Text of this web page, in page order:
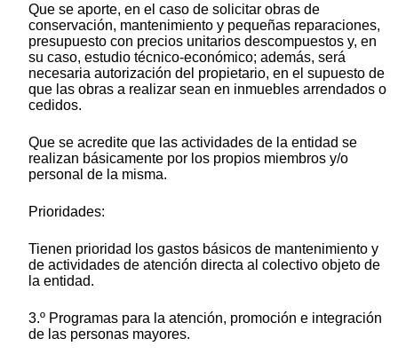
Que se aporte, en el caso de solicitar obras de
conservación, mantenimiento y pequeñas reparaciones,
presupuesto con precios unitarios descompuestos y, en
su caso, estudio técnico-económico; además, será
necesaria autorización del propietario, en el supuesto de
que las obras a realizar sean en inmuebles arrendados o
cedidos.
Que se acredite que las actividades de la entidad se
realizan básicamente por los propios miembros y/o
personal de la misma.
Prioridades:
Tienen prioridad los gastos básicos de mantenimiento y
de actividades de atención directa al colectivo objeto de
la entidad.
3.º Programas para la atención, promoción e integración
de las personas mayores.